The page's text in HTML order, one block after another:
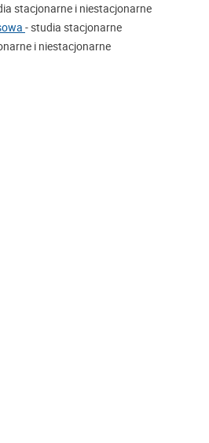
stacjonarne i niestacjonarne
- studia stacjonarne
i niestacjonarne